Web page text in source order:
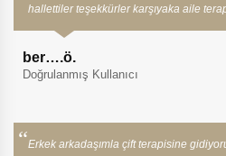
hallettiler teşekkürler karşıyaka aile
ber….ö.
Doğrulanmış Kullanıcı
Erkek arkadaşımla çift terapisine